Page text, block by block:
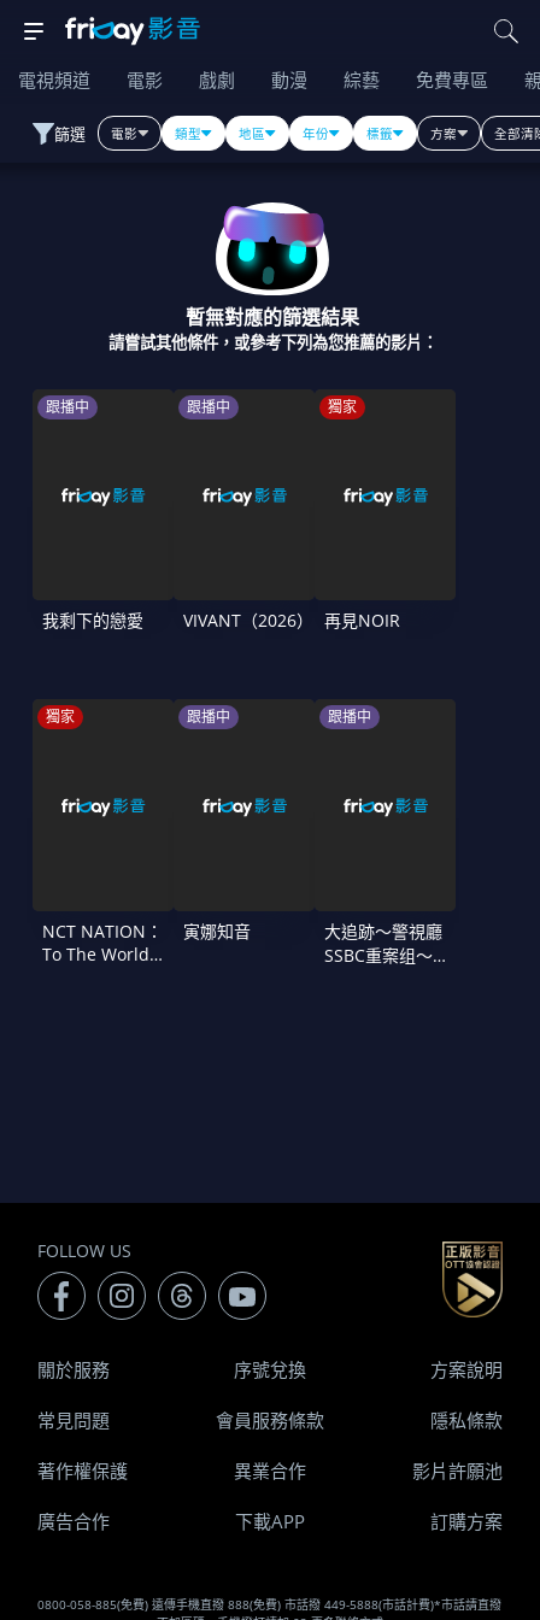
電視頻道 電影 戲劇 動漫 綜藝 免費專區
篩選 電影 類型 地區 年份 標籤 方案 全部清
暫無對應的篩選結果
請嘗試其他條件，或參考下列為您推薦的影片：
跟播中
我剩下的戀愛
跟播中
VIVANT（2026）
獨家
再見NOIR
獨家
NCT NATION：
To The World
跟播中
寅娜知音
跟播中
大追跡〜警視廳
SSBC重案组〜
FOLLOW US
0800-058-885(免費) 遠傳手機直撥 888(免費) 市話撥 449-5888(市話計費)*市話請直撥
關於服務 序號兌換 方案說明
常見問題 會員服務條款 隱私條款
著作權保護 異業合作 影片許願池
廣告合作 下載APP 訂購方案